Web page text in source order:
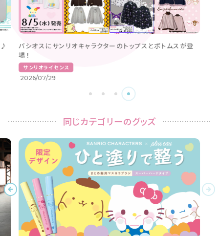
パシオスにサンリオキャラクターのトップスとボトムスが登
場！
サンリオライセンス
2026/07/29
同じカテゴリーのグッズ